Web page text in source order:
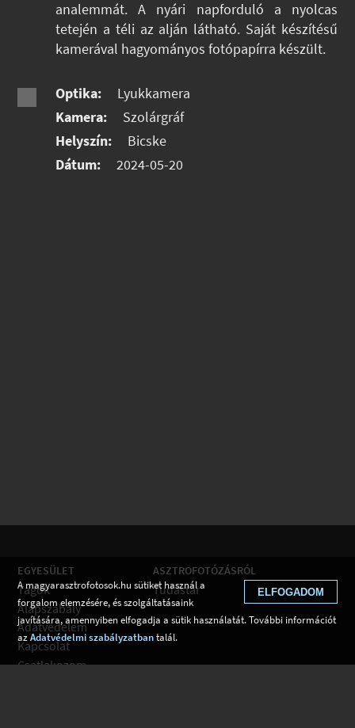
analemmát. A nyári napforduló a nyolcas
tetején a téli az alján látható. Saját készítésű
kamerával hagyományos fotópapírra készült.
Optika:
Lyukkamera
Kamera:
Szolárgráf
Helyszín:
Bicske
Dátum:
2024-05-20
EGYESÜLET
Tagok
Alapszabály
Adatvédelem
Kapcsolat
Csatlakozom
ASZTROFOTÓZÁSRÓL
Tudástár ELFOGADOM
A magyarasztrofotosok.hu sütiket használ a
forgalom elemzésére, és szolgáltatásaink
javítására, amennyiben elfogadja a sütik használatát. További információt
azAdatvédelmi szabályzatbantalál.